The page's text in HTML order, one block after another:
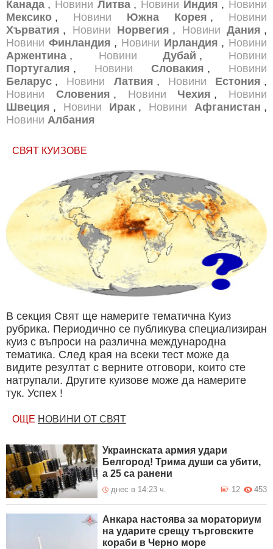
Канада , Новини Литва , Новини Индия , Новини
Мексико , Новини Южна Корея , Новини
Хърватия , Новини Норвегия , Новини Дания ,
Новини Финландия , Новини Ирландия , Новини
Аржентина , Новини Дубай , Новини
Португалия , Новини Словакия , Новини
Беларус , Новини Латвия , Новини Естония ,
Новини
Словения , Новини Чехия , Новини
Швеция , Новини Ирак , Новини Афганистан ,
Новини Албания
СВЯТ КУИЗОВЕ
В секция Свят ще намерите тематична Куиз
рубрика. Периодично се публикува специализиран
куиз с въпроси на различна международна
тематика. След края на всеки тест може да
видите резултат с верните отговори, които сте
натрупали. Другите куизове може да намерите
тук. Успех !
ОЩЕ НОВИНИ ОТ СВЯТ
Украинската армия удари
Белгород! Трима души са убити,
а 25 са ранени
днес в 14:23 ч. 453
12
Анкара настоява за мораториум
на ударите срещу търговските
кораби в Черно море